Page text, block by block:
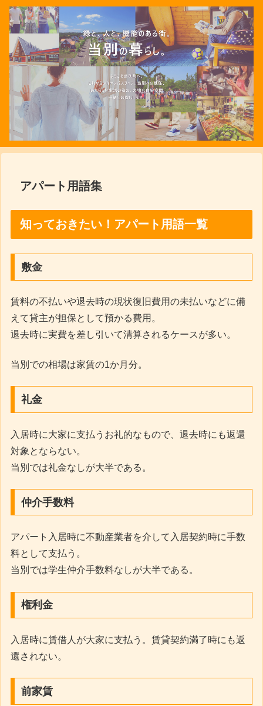
アパート用語集
知っておきたい！アパート用語一覧
敷金
賃料の不払いや退去時の現状復旧費用の未払いなどに備
えて貸主が担保として預かる費用。
退去時に実費を差し引いて清算されるケースが多い。
当別での相場は家賃の1か月分。
礼金
入居時に大家に支払うお礼的なもので、退去時にも返還
対象とならない。
当別では礼金なしが大半である。
仲介手数料
アパート入居時に不動産業者を介して入居契約時に手数
料として支払う。
当別では学生仲介手数料なしが大半である。
権利金
入居時に賃借人が大家に支払う。賃貸契約満了時にも返
還されない。
前家賃